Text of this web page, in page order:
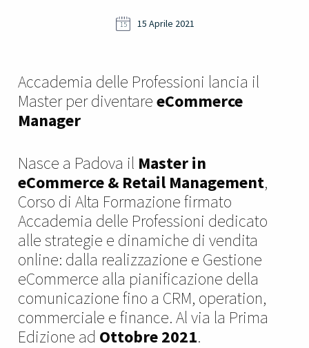
15 15 Aprile 2021
Accademia delle Professioni lancia il
Master per diventareeCommerce
Manager
Nasce a Padova il Master in
eCommerce & Retail Management,
Corso di Alta Formazione firmato
Accademia delle Professioni dedicato
alle strategie e dinamiche di vendita
online: dalla realizzazione e Gestione
eCommerce alla pianificazione della
comunicazione fino a CRM, operation,
commerciale e finance. Al via la Prima
Edizione ad Ottobre 2021.